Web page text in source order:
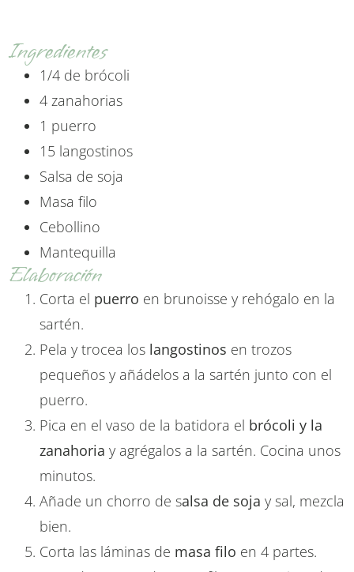
Ingredientes
1/4 de brócoli
4 zanahorias
1 puerro
15 langostinos
Salsa de soja
Masa filo
Cebollino
Mantequilla
Elaboración
Corta el puerro en brunoisse y rehógalo en la
sartén.
Pela y trocea los langostinos en trozos
pequeños y añádelos a la sartén junto con el
puerro.
Pica en el vaso de la batidora el brócoli y la
zanahoria y agrégalos a la sartén. Cocina unos
minutos.
Añade un chorro de salsa de soja y sal, mezcla
bien.
Corta las láminas de masa filo en 4 partes.